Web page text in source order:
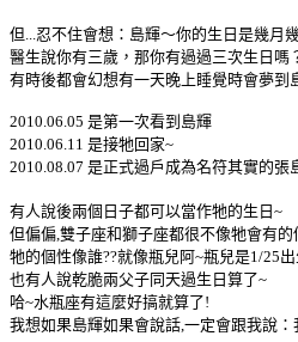
但...忍不住會想：島輝～你的生日是幾月
醫生說你有三歲，那你有過過三次生日嗎
有時後都會幻想有一天晚上睡覺時會夢到
2010.06.05 是第一次看到島輝
2010.06.11 是接牠回家~
2010.08.07 是正式過戶成為名符其實的張
有人說後兩個日子都可以當作牠的生日~
但偏偏,雙子座和獅子座都很不像牠會有的
牠的個性像誰??就像瓶兒阿~瓶兒是1/25
也有人說乾脆兩父子同天過生日算了~
哈~水瓶座有這麼好搞就算了!
我想如果島輝如果會說話,一定會跟我說